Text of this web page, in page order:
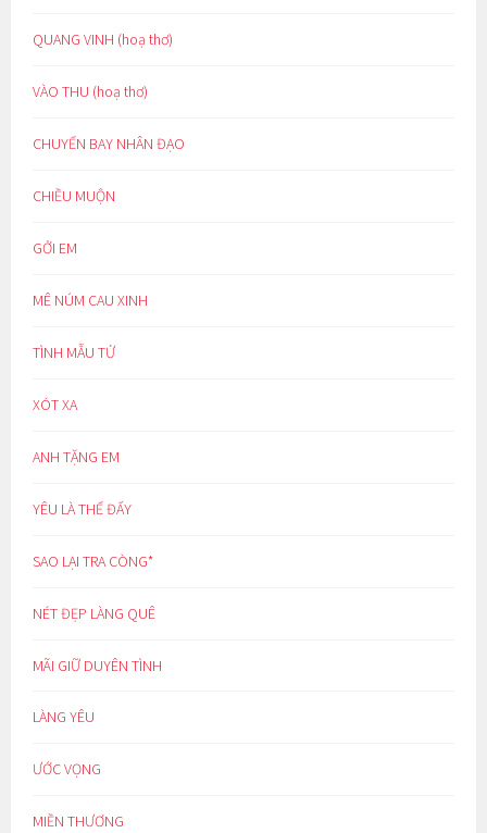
QUANG VINH (hoạ thơ)
VÀO THU (hoạ thơ)
CHUYẾN BAY NHÂN ĐẠO
CHIỀU MUỘN
GỞI EM
MÊ NÚM CAU XINH
TÌNH MẪU TỬ
XÓT XA
ANH TẶNG EM
YÊU LÀ THẾ ĐẤY
SAO LẠI TRA CÒNG*
NÉT ĐẸP LÀNG QUÊ
MÃI GIỮ DUYÊN TÌNH
LÀNG YÊU
ƯỚC VỌNG
MIỀN THƯƠNG